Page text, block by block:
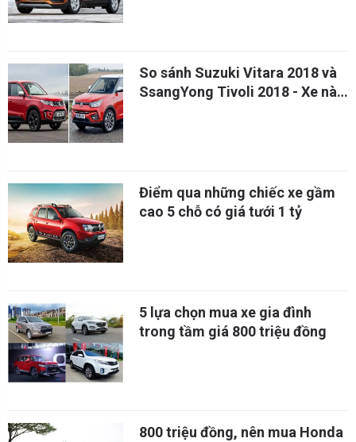
So sánh Suzuki Vitara 2018 và
SsangYong Tivoli 2018 - Xe nào
Điểm qua những chiếc xe gầm
cao 5 chỗ có giá tưới 1 tỷ
5 lựa chọn mua xe gia đình
trong tầm giá 800 triệu đồng
800 triệu đồng, nên mua Honda